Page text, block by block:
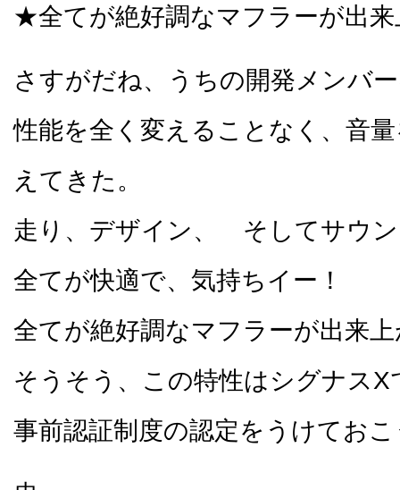
★全てが絶好調なマフラーが出
さすがだね、うちの開発メンバ
性能を全く変えることなく、音
えてきた。
走り、デザイン、 そしてサウ
全てが快適で、気持ちイー！
全てが絶好調なマフラーが出来
そうそう、この特性はシグナス
事前認証制度の認定をうけてお